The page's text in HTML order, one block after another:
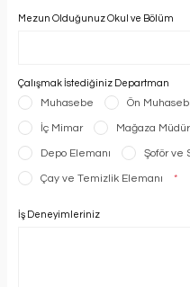
Mezun Olduğunuz Okul ve Bölüm
Çalışmak İstediğiniz Departman
Muhasebe Ön
İç Mimar Mağaza
Depo Elemanı Şoför ve
Çay ve Temizlik Elemanı *
İş Deneyimleriniz